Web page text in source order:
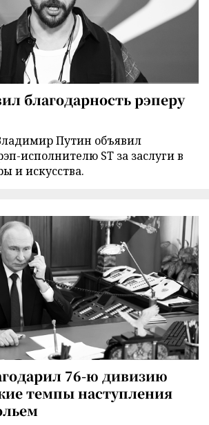
благодарность рэперу
Путин объявил
исполнителю ST за заслуги в
и искусства.
76-ю дивизию
темпы наступления